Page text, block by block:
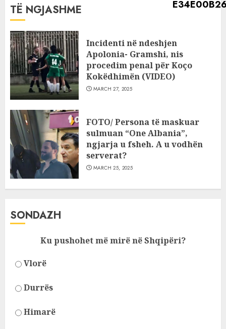
TË NGJASHME
Incidenti në ndeshjen
Apolonia- Gramshi, nis
procedim penal për Koço
Kokëdhimën (VIDEO)
MARCH 27, 2025
FOTO/ Persona të maskuar
sulmuan “One Albania”,
ngjarja u fsheh. A u vodhën
serverat?
MARCH 25, 2025
SONDAZH
Ku pushohet më mirë në Shqipëri?
Vlorë
Durrës
Himarë